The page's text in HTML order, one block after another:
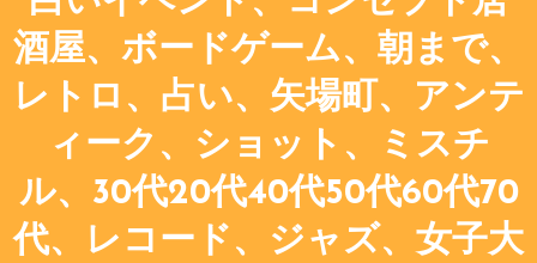
酒屋、ボードゲーム、朝まで、
レトロ、占い、矢場町、アンテ
ィーク、ショット、ミスチ
ル、30代20代40代50代60代70
代、レコード、ジャズ、女子大